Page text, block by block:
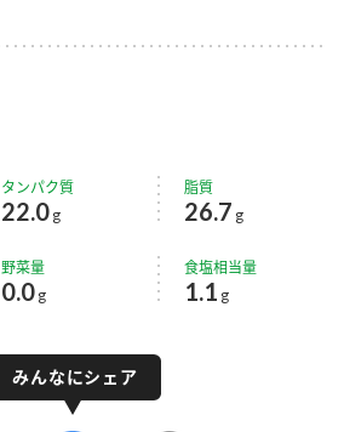
タンパク質
22.0g
脂質
26.7 g
野菜量
0.0g
食塩相当量
1.1 g